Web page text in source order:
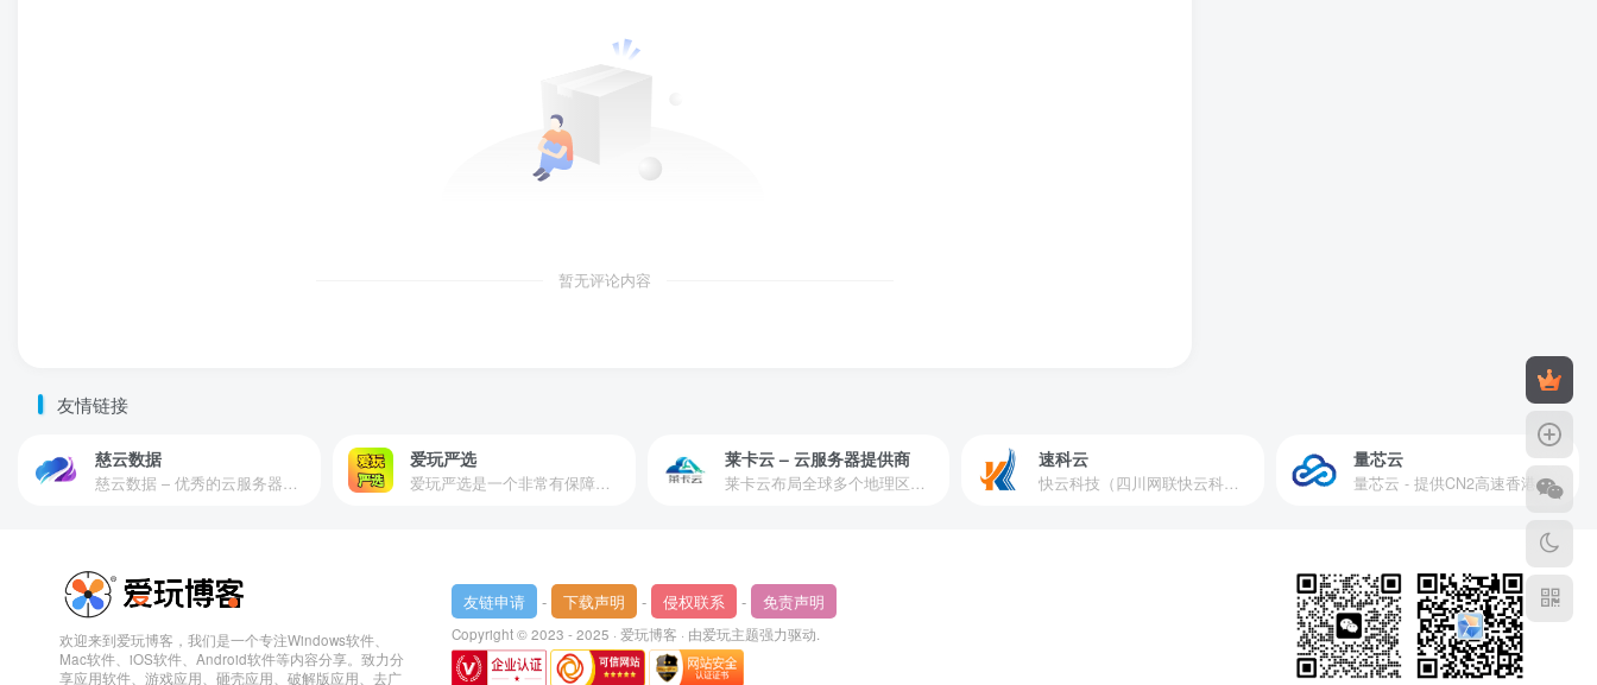
暂无评论内容
友情链接
慈云数据
慈云数据 – 优秀的云服务器服务商，提供最具有性价比的产品。慈云数据是开发者必不可少的良心云
爱玩严选
爱玩严选是一个非常有保障且性价比极高的虚拟商城，包括但不限于苹果证书、技术指导、会员充值等多种虚拟服务！
莱卡云 – 云服务器提供商
莱卡云布局全球多个地理区域。提供服务有：境外云服务器、国内云服务器、独立服务器、服务器托管、CDN、SSL证书、游戏服务器等业务。
速科云
快云科技（四川网联快云科技有限公司）成立于2021年，主营互联网业务平台服务提供商。公司专注为用户提供低价高性能云计算产品，致力于云计算应用的易用性开发，并引导云计算在国内普及
量芯云
量芯云 - 提供CN2高速香港美国云服务器&专业高防服务器租用等云服务器供应商
欢迎来到爱玩博客，我们是一个专注Windows软件、
Mac软件、iOS软件、Android软件等内容分享。致力分
享应用软件、游戏应用、砸壳应用、破解版应用、去广
友链申请 - 下载声明 - 侵权联系 - 免责声明
Copyright © 2023 - 2025 · 爱玩博客 · 由爱玩主题强力驱动.